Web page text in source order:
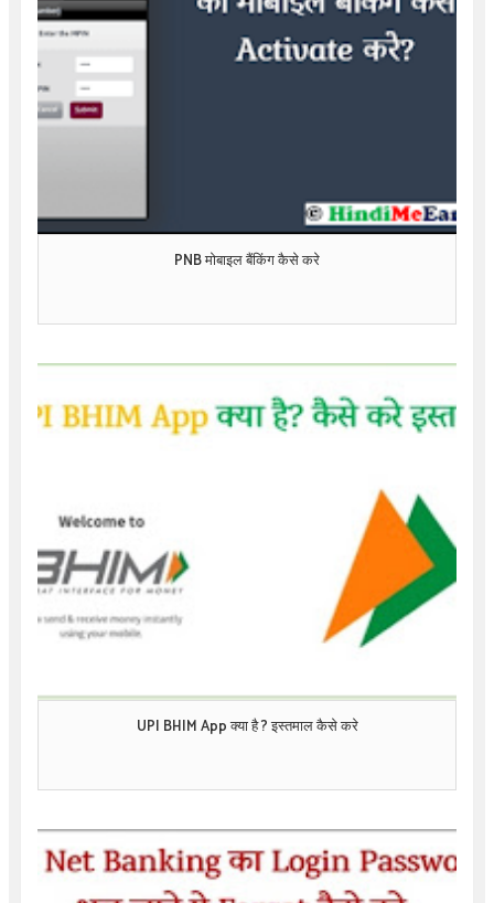
PNB मोबाइल बैंकिंग कैसे करे
UPI BHIM App क्या है ? इस्तमाल कैसे करे